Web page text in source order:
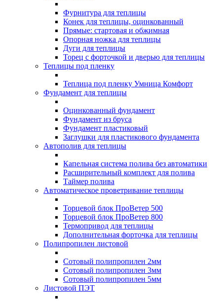
Фурнитура для теплицы
Конек для теплицы, оцинкованный
Прямые: стартовая и обжимная
Опорная ножка для теплицы
Дуги для теплицы
Торец с форточкой и дверью для теплицы
Теплицы под пленку
Теплица под пленку Умница Комфорт
Фундамент для теплицы
Оцинкованный фундамент
Фундамент из бруса
Фундамент пластиковый
Заглушки для пластикового фундамента
Автополив для теплицы
Капельная система полива без автоматики
Расширительный комплект для полива
Таймер полива
Автоматическое проветривание теплицы
Торцевой блок ПроВетер 500
Торцевой блок ПроВетер 800
Термопривод для теплицы
Дополнительная форточка для теплицы
Полипропилен листовой
Сотовый полипропилен 2мм
Сотовый полипропилен 3мм
Сотовый полипропилен 5мм
Листовой ПЭТ